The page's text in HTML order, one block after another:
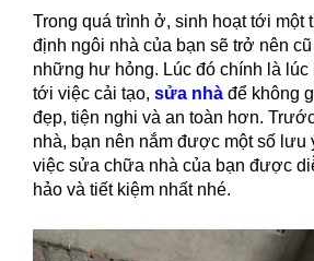
Trong quá trình ở, sinh hoạt tới một
định ngôi nhà của bạn sẽ trở nên
những hư hỏng. Lúc đó chính là lúc
tới việc cải tạo, sửa nhà để không
đẹp, tiện nghi và an toàn hơn.
nhà, bạn nên nắm được một số lưu
việc sửa chữa nhà của bạn được
hảo và tiết kiệm nhất nhé.